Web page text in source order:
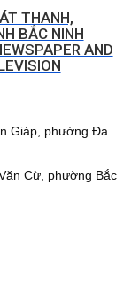
THANH,
BẮC NINH
AND
Giáp, phường Đa
Cừ, phường Bắc